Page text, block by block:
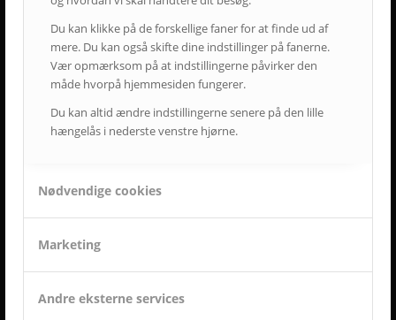
Du kan klikke på de forskellige faner for at finde ud af
mere. Du kan også skifte dine indstillinger på fanerne.
Vær opmærksom på at indstillingerne påvirker den
måde hvorpå hjemmesiden fungerer.
Du kan altid ændre indstillingerne senere på den lille
hængelås i nederste venstre hjørne.
Nødvendige cookies
Marketing
Andre eksterne services
• Vi er vedholdende og følger altid opgaven helt til dørs.
• Vi er ansvarsbevidste og følger op på løsningen.
• Vi tilbyder dig Danmarks bedste service & support.
• Vi er landsdækkende.
• Vi har mere end 50-års erfaring inden for AV-branchen.
• Vi skaber langsigtede løsninger.
OG TILFREDSE AVC KUNDER